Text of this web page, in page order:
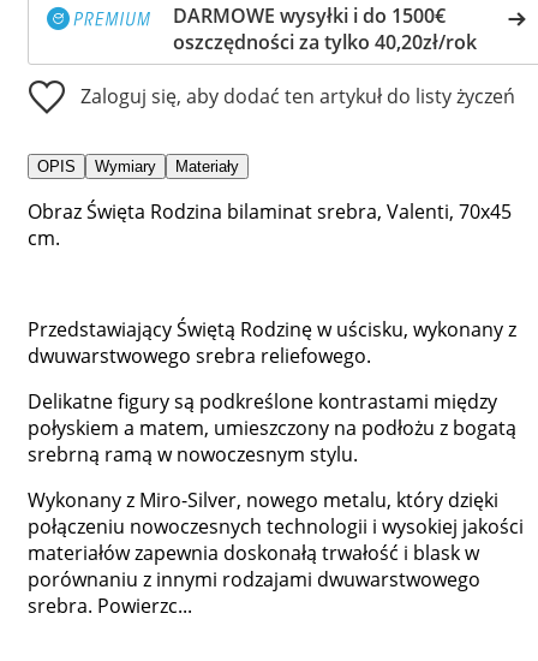
DARMOWE wysyłki i do 1500€
oszczędności za tylko 40,20zł/rok
Zaloguj się, aby dodać ten artykuł do listy życzeń
OPIS Wymiary Materiały
Obraz Święta Rodzina bilaminat srebra, Valenti, 70x45
cm.
Przedstawiający Świętą Rodzinę w uścisku, wykonany z
dwuwarstwowego srebra reliefowego.
Delikatne figury są podkreślone kontrastami między
połyskiem a matem, umieszczony na podłożu z bogatą
srebrną ramą w nowoczesnym stylu.
Wykonany z Miro-Silver, nowego metalu, który dzięki
połączeniu nowoczesnych technologii i wysokiej jakości
materiałów zapewnia doskonałą trwałość i blask w
porównaniu z innymi rodzajami dwuwarstwowego
srebra. Powierzc...